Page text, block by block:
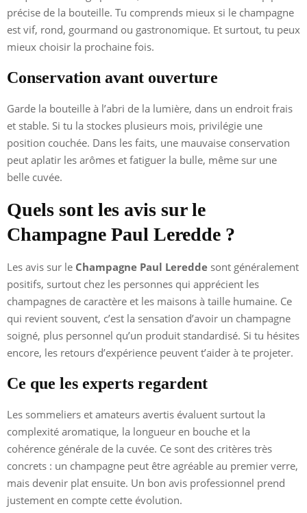
précise de la bouteille. Tu comprends mieux si le champagne
est vif, rond, gourmand ou gastronomique. Et surtout, tu peux
mieux choisir la prochaine fois.
Conservation avant ouverture
Garde la bouteille à l’abri de la lumière, dans un endroit frais
et stable. Si tu la stockes plusieurs mois, privilégie une
position couchée. Dans les faits, une mauvaise conservation
peut aplatir les arômes et fatiguer la bulle, même sur une
belle cuvée.
Quels sont les avis sur le
Champagne Paul Leredde ?
Les avis sur le Champagne Paul Leredde sont généralement
positifs, surtout chez les personnes qui apprécient les
champagnes de caractère et les maisons à taille humaine. Ce
qui revient souvent, c’est la sensation d’avoir un champagne
soigné, plus personnel qu’un produit standardisé. Si tu hésites
encore, les retours d’expérience peuvent t’aider à te projeter.
Ce que les experts regardent
Les sommeliers et amateurs avertis évaluent surtout la
complexité aromatique, la longueur en bouche et la
cohérence générale de la cuvée. Ce sont des critères très
concrets : un champagne peut être agréable au premier verre,
mais devenir plat ensuite. Un bon avis professionnel prend
justement en compte cette évolution.